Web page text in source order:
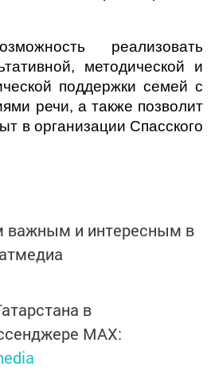
реализовать
методической и
поддержки семей с
речи, а также позволит
в организации Спасского
важным и интересным в
в
MАХ: